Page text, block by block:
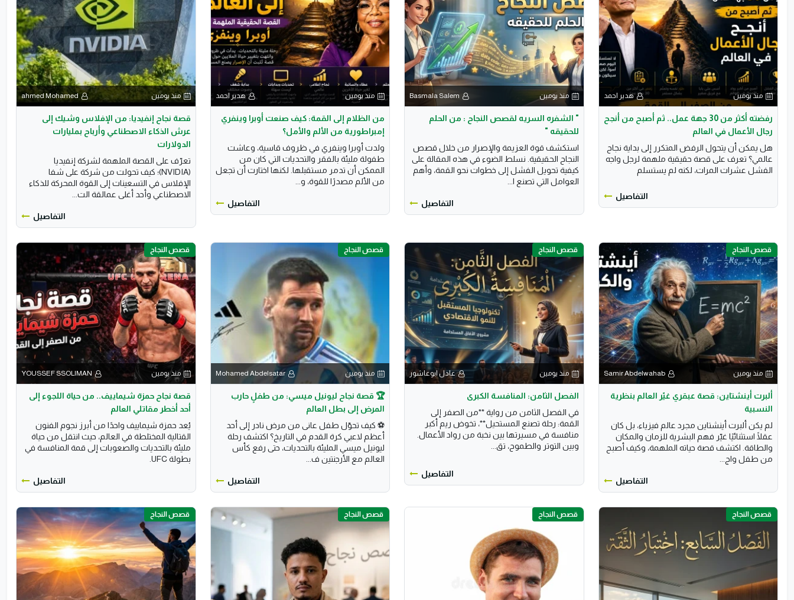
منذ يومين هدير احمد
رفضته أكثر من 30 جهة عمل.. ثم أصبح من أنجح
رجال الأعمال في العالم
هل يمكن أن يتحول الرفض المتكرر إلى بداية نجاح
عالمي؟ تعرف على قصة حقيقية ملهمة لرجل واجه
الفشل عشرات المرات، لكنه لم يستسلم
التفاصيل
منذ يومين Basmala Salem
​" الشفره السريه لقصص النجاح : من الحلم
للحقيقه "
استكشف قوة العزيمة والإصرار من خلال قصص
النجاح الحقيقية. نسلط الضوء في هذه المقالة على
كيفية تحويل الفشل إلى خطوات نحو القمة، وأهم
العوامل التي تصنع ا...
التفاصيل
منذ يومين هدير احمد
من الظلام إلى القمة: كيف صنعت أوبرا وينفري
إمبراطورية من الألم والأمل؟
ولدت أوبرا وينفري في ظروف قاسية، وعاشت
طفولة مليئة بالفقر والتحديات التي كان من
الممكن أن تدمر مستقبلها. لكنها اختارت أن تجعل
من الألم مصدرًا للقوة، و...
التفاصيل
منذ يومين ahmed Mohamed
قصة نجاح إنفيديا: من الإفلاس وشيك إلى
عرش الذكاء الاصطناعي وأرباح بمليارات
الدولارات
تعرّف على القصة الملهمة لشركة إنفيديا
(NVIDIA)؛ كيف تحولت من شركة على شفا
الإفلاس في التسعينات إلى القوة المحركة للذكاء
الاصطناعي وأحد أغلى عمالقة الت...
التفاصيل
قصص النجاح
منذ يومين Samir Abdelwahab
ألبرت أينشتاين: قصة عبقري غيّر العالم بنظرية
النسبية
لم يكن ألبرت أينشتاين مجرد عالم فيزياء، بل كان
عقلًا استثنائيًا غيّر فهم البشرية للزمان والمكان
والطاقة. اكتشف قصة حياته الملهمة، وكيف أصبح
من طفل واج...
التفاصيل
قصص النجاح
منذ يومين عادل ابوعاشور
الفصل الثامن: المنافسة الكبرى
في الفصل الثامن من رواية **من الصفر إلى
القمة: رحلة تصنع المستحيل**، تخوض ريم أكبر
منافسة في مسيرتها بين نخبة من رواد الأعمال.
وبين التوتر والطموح، تق...
التفاصيل
قصص النجاح
منذ يومين Mohamed Abdelsatar
🏆 قصة نجاح ليونيل ميسي: من طفلٍ حارب
المرض إلى بطل العالم
⚽ كيف تحوّل طفل عانى من مرض نادر إلى أحد
أعظم لاعبي كرة القدم في التاريخ؟ اكتشف رحلة
ليونيل ميسي المليئة بالتحديات، حتى رفع كأس
العالم مع الأرجنتين ف...
التفاصيل
قصص النجاح
منذ يومين YOUSSEF SSOLIMAN
قصة نجاح حمزة شيماييف.. من حياة اللجوء إلى
أحد أخطر مقاتلي العالم
يُعد حمزة شيماييف واحدًا من أبرز نجوم الفنون
القتالية المختلطة في العالم، حيث انتقل من حياة
مليئة بالتحديات والصعوبات إلى قمة المنافسة في
بطولة UFC.
التفاصيل
قصص النجاح قصص النجاح قصص النجاح قصص النجاح